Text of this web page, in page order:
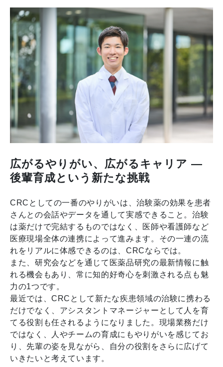
広がるやりがい、広がるキャリア ―
後輩育成という新たな挑戦
CRCとしての一番のやりがいは、治験薬の効果を患者
さんとの会話やデータを通して実感できること。治験
は薬だけで完結するものではなく、医師や看護師など
医療現場全体の連携によって進みます。その一連の流
れをリアルに体感できるのは、CRCならでは。
また、研究会などを通じて医薬品研究の最新情報に触
れる機会もあり、常に知的好奇心を刺激される点も魅
力の1つです。
最近では、CRCとして新たな疾患領域の治験に携わる
だけでなく、アシスタントマネージャーとして人を育
てる役割も任されるようになりました。現場業務だけ
ではなく、人やチームの育成にもやりがいを感じてお
り、先輩の姿を見ながら、自分の役割をさらに広げて
いきたいと考えています。